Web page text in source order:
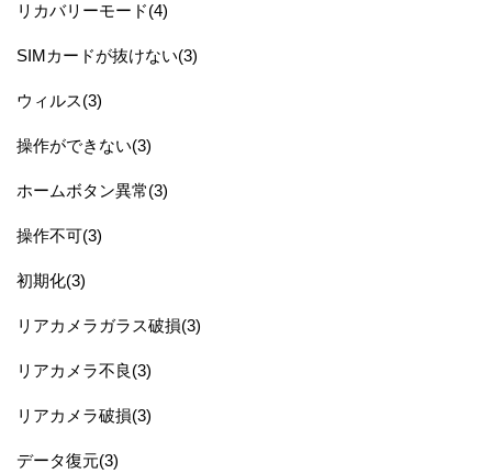
リカバリーモード(4)
SIMカードが抜けない(3)
ウィルス(3)
操作ができない(3)
ホームボタン異常(3)
操作不可(3)
初期化(3)
リアカメラガラス破損(3)
リアカメラ不良(3)
リアカメラ破損(3)
データ復元(3)